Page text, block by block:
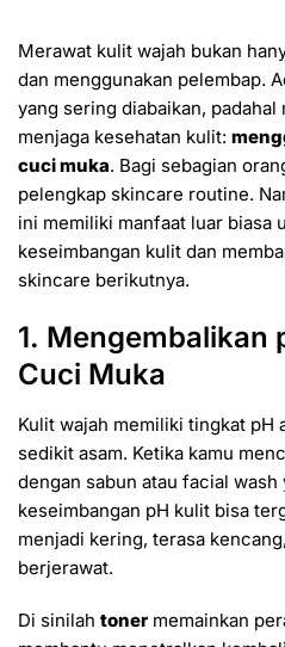
Merawat kulit wajah bukan
dan menggunakan pelembap.
yang sering diabaikan,
menjaga kesehatan kulit:
cuci muka. Bagi sebagian
pelengkap skincare routine.
ini memiliki manfaat luar biasa
keseimbangan kulit dan
skincare berikutnya.
1. Mengembalikan
Cuci Muka
Kulit wajah memiliki tingkat pH
sedikit asam. Ketika kamu
dengan sabun atau facial wash
keseimbangan pH kulit bisa
menjadi kering, terasa
berjerawat.
Di sinilah toner memainkan